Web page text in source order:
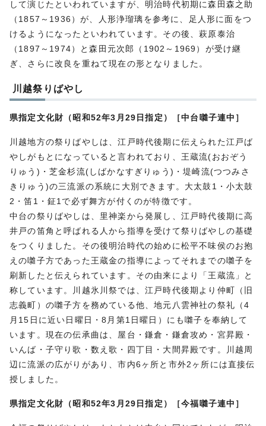
して演じたといわれていますが、明治時代初期に森田森之助
（1857～1936）が、人形浄瑠璃を参考に、足人形に面をつ
けるようになったといわれています。その後、萩原泰治
（1897～1974）と森田元次郎（1902～1969）が受け継
ぎ、さらに改良を重ねて現在の形となりました。
川越祭りばやし
県指定文化財（昭和52年3月29日指定）［中台囃子連中］
川越地方の祭りばやしは、江戸時代後期に伝えられた江戸ば
やしがもとになっていると言われており、王蔵流(おおぞう
りゅう)・芝金杉流(しばかなすぎりゅう)・堤崎流(つつみさ
きりゅう)の三流派の系統に大別できます。大太鼓1・小太鼓
2・笛1・鉦1で必ず舞方が付くのが特徴です。
中台の祭りばやしは、里神楽から発展し、江戸時代後期に高
井戸の笛角と呼ばれる人から指導を受けて祭りばやしの基礎
をつくりました。その後明治時代の始めに松平不味侯のお抱
えの囃子方であった王蔵金の指導によってそれまでの囃子を
刷新したと伝えられています。その由来により「王蔵流」と
称しています。川越氷川祭では、江戸時代後期より仲町（旧
志義町）の囃子方を務めている他、地元八雲神社の祭礼（4
月15日に近い日曜日・8月第1日曜日）にも囃子を奉納して
います。現在の伝承曲は、屋台・鎌倉・鎌倉攻め・宮昇殿・
いんば・子守り歌・数え歌・四丁目・大間昇殿です。川越周
辺に流派の広がりがあり、市内6ヶ所と市外2ヶ所には直接伝
授しました。
県指定文化財（昭和52年3月29日指定）［今福囃子連中］